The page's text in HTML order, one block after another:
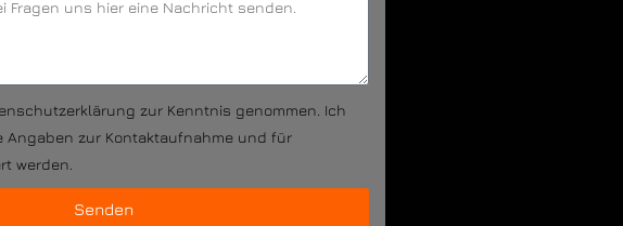
zur Kenntnis genommen. Ich
Angaben zur Kontaktaufnahme und für
werden.
Senden